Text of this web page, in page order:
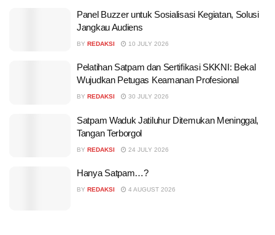
Panel Buzzer untuk Sosialisasi Kegiatan, Solusi
Jangkau Audiens
BY REDAKSI 10 JULY 2026
Pelatihan Satpam dan Sertifikasi SKKNI: Bekal
Wujudkan Petugas Keamanan Profesional
BY REDAKSI 30 JULY 2026
Satpam Waduk Jatiluhur Ditemukan Meninggal,
Tangan Terborgol
BY REDAKSI 24 JULY 2026
Hanya Satpam…?
BY REDAKSI 4 AUGUST 2026